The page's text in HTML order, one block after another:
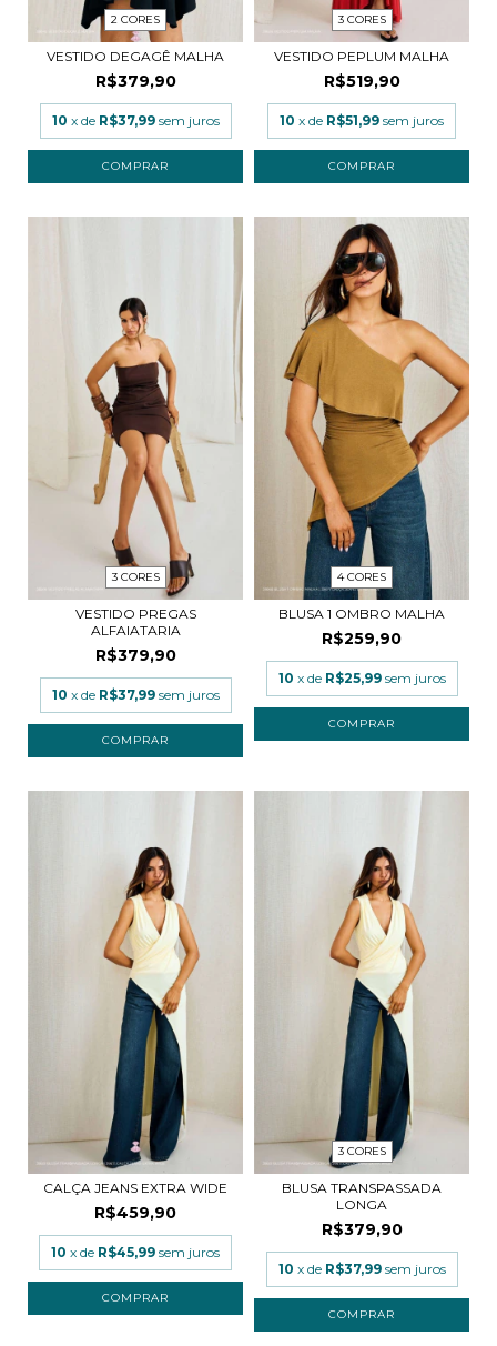
2 CORES
VESTIDO DEGAGÊ MALHA
R$379,90
10 x de R$37,99 sem juros
COMPRAR
3 CORES
VESTIDO PEPLUM MALHA
R$519,90
10 x de R$51,99 sem juros
COMPRAR
3 CORES
VESTIDO PREGAS
ALFAIATARIA
R$379,90
10 x de R$37,99 sem juros
COMPRAR
4 CORES
BLUSA 1 OMBRO MALHA
R$259,90
10 x de R$25,99 sem juros
COMPRAR
CALÇA JEANS EXTRA WIDE
R$459,90
10 x de R$45,99 sem juros
COMPRAR
3 CORES
BLUSA TRANSPASSADA
LONGA
R$379,90
10 x de R$37,99 sem juros
COMPRAR